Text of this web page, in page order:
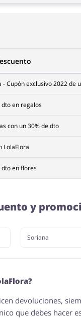
- Cupón exclusivo 2022 de
dto en regalos
con un 30% de dto
LolaFlora
dto en flores
y
Soriana
devoluciones,
que debes hacer